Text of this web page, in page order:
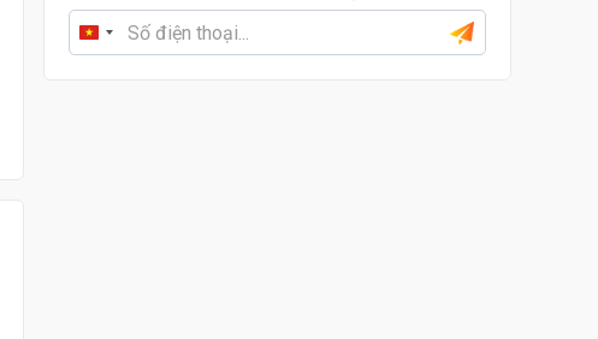
Vietnam